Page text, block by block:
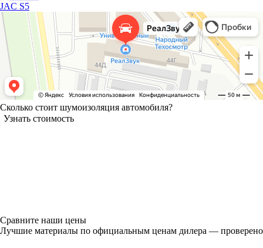
JAC S5
Сколько стоит шумоизоляция автомобиля?
Узнать стоимость
Сравните наши цены
Лучшие материалы по официальным ценам дилера — проверено